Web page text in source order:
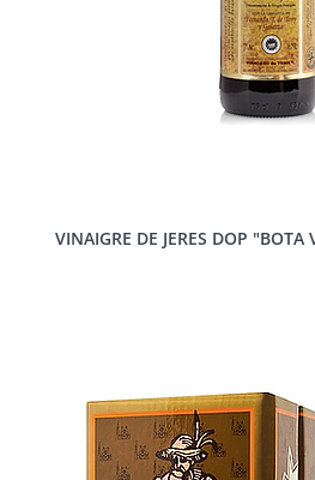
VINAIGRE DE JERES DOP